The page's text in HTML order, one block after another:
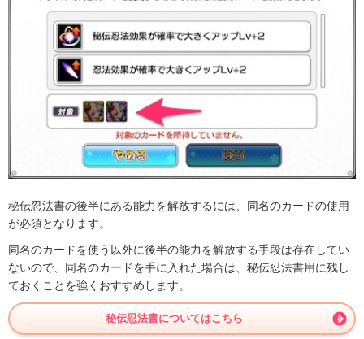
秘伝忍法書の後半にある能力を解放するには、同名のカードの使用
が必須となります。
同名のカードを使う以外に後半の能力を解放する手段は存在してい
ないので、同名のカードを手に入れた場合は、秘伝忍法書用に残し
ておくことを強くおすすめします。
秘伝忍法書についてはこちら